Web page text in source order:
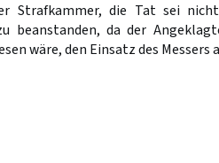
Strafkammer, die Tat sei
beanstanden, da der
wäre, den Einsatz des Messers